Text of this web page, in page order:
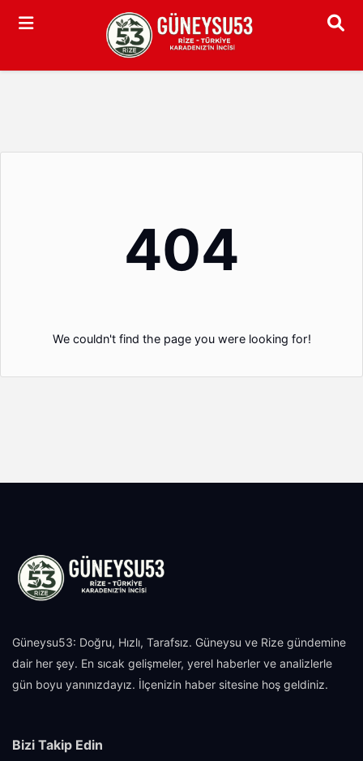
404
We couldn't find the page you were looking for!
Güneysu53: Doğru, Hızlı, Tarafsız. Güneysu ve Rize gündemine
dair her şey. En sıcak gelişmeler, yerel haberler ve analizlerle
gün boyu yanınızdayız. İlçenizin haber sitesine hoş geldiniz.
Bizi Takip Edin